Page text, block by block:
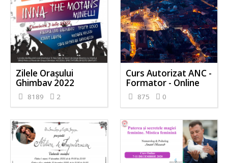
Zilele Orașului
Ghimbav 2022
8189 2
Curs Autorizat ANC -
Formator - Online
875 0